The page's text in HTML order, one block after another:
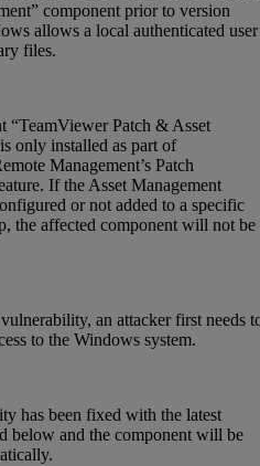
component prior to version
allows a local authenticated user
files.
“TeamViewer Patch & Asset
only installed as part of
Management’s Patch
If the Asset Management
or not added to a specific
the affected component will not be
an attacker first needs
to the Windows system.
has been fixed with the latest
below and the component will be